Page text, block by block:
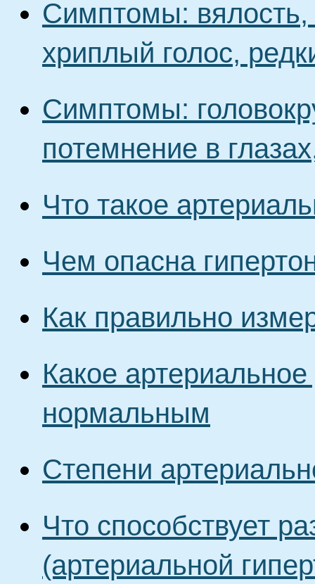
Симптомы: вялость,
хриплый голос,
Симптомы:
потемнение в
Что такое
Чем опасна
Как правильно
Какое
нормальным
Степени
Что способствует
(артериальной